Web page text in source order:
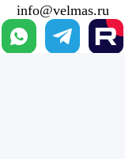
info@velmas.ru